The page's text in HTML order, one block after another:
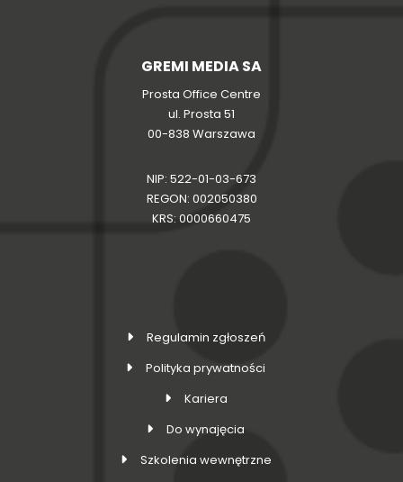
GREMI MEDIA SA
Prosta Office Centre
ul. Prosta 51
00-838 Warszawa
NIP: 522-01-03-673
REGON: 002050380
KRS: 0000660475
Regulamin zgłoszeń
Polityka prywatności
Kariera
Do wynajęcia
Szkolenia wewnętrzne